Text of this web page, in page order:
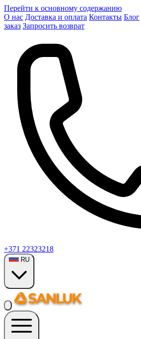
Перейти к основному содержанию
О нас Доставка и оплата Контакты Блог
заказ Запросить возврат
+371 22323218
RU